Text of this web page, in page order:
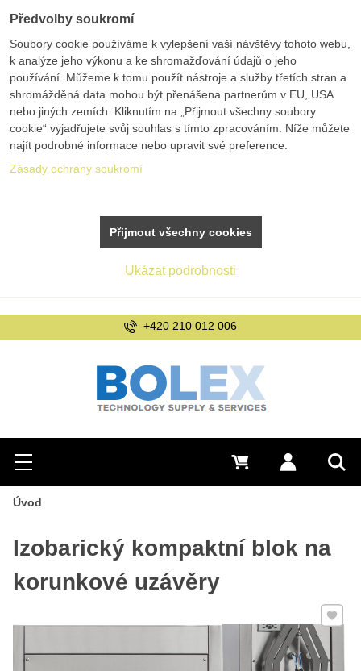
Hledat
Menu Přihlásit se
0 Kč
Úvod
Izobarický kompaktní blok na
korunkové uzávěry
Přidat
Předvolby soukromí
Soubory cookie používáme k vylepšení vaší návštěvy tohoto webu,
k analýze jeho výkonu a ke shromažďování údajů o jeho
používání. Můžeme k tomu použít nástroje a služby třetích stran a
shromážděná data mohou být přenášena partnerům v EU, USA
nebo jiných zemích. Kliknutím na „Přijmout všechny soubory
cookie“ vyjadřujete svůj souhlas s tímto zpracováním. Níže můžete
najít podrobné informace nebo upravit své preference.
Zásady ochrany soukromí
Ukázat podrobnosti
Přijmout všechny cookies